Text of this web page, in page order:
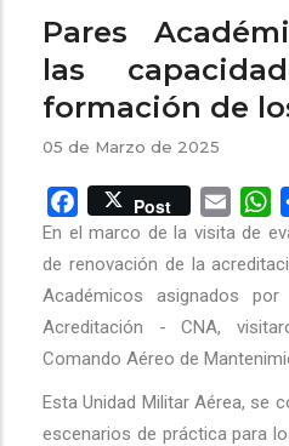
Pares
las
formación de
05 de Marzo de 2025
Facebook
Post Email
En el marco de la visita de
de renovación de la
Académicos asignados
Acreditación - CNA,
Comando Aéreo de
Esta Unidad Militar Aérea, se
escenarios de práctica para